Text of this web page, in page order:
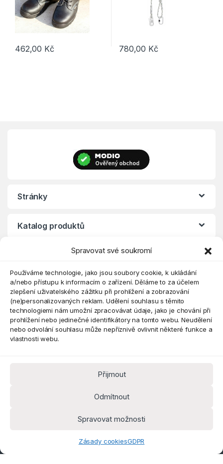
Spravovat své soukromí
Používáme technologie, jako jsou soubory cookie, k ukládání
a/nebo přístupu k informacím o zařízení. Děláme to za účelem
zlepšení uživatelského zážitku při prohlížení a zobrazování
(ne)personalizovaných reklam. Udělení souhlasu s těmito
technologiemi nám umožní zpracovávat údaje, jako je chování při
prohlížení nebo jedinečné identifikátory na tomto webu. Neudělení
nebo odvolání souhlasu může nepříznivě ovlivnit některé funkce a
vlastnosti webu.
Přijmout
Odmítnout
Spravovat možnosti
Zásady cookiesGDPR
462,00 Kč
Tento produkt má více variant. Možnosti lze vybrat na stránce
780,00 Kč
Stránky
Katalog produktů
Máte dotaz? Kontaktujte nás
k.cz
Kancelář 8:30 - 16:00